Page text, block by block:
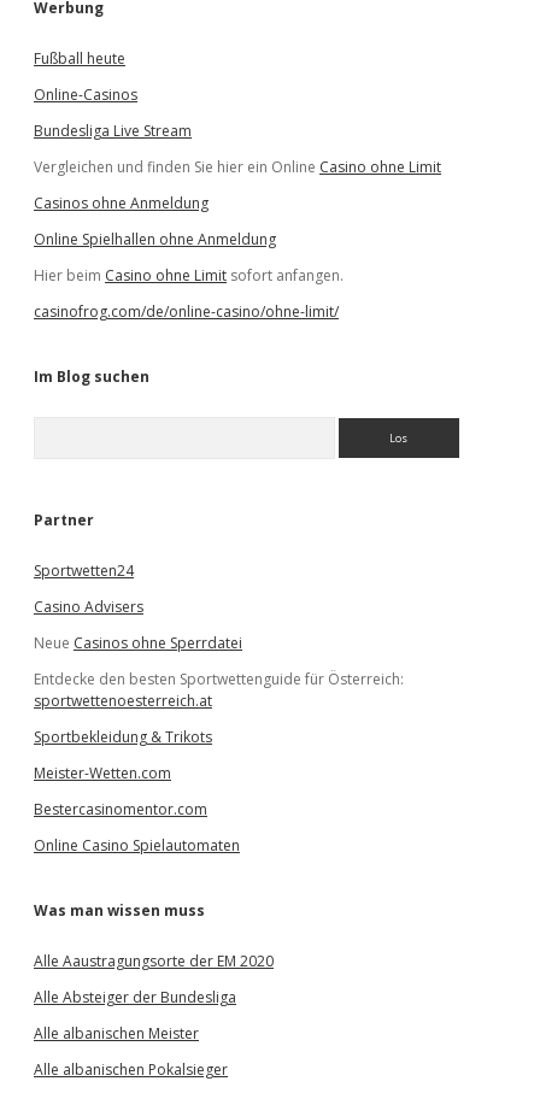
Werbung
Fußball heute
Online-Casinos
Bundesliga Live Stream
Vergleichen und finden Sie hier ein Online Casino ohne Limit
Casinos ohne Anmeldung
Online Spielhallen ohne Anmeldung
Hier beim Casino ohne Limit sofort anfangen.
casinofrog.com/de/online-casino/ohne-limit/
Im Blog suchen
e
Partner
Sportwetten24
Casino Advisers
Neue Casinos ohne Sperrdatei
Entdecke den besten Sportwettenguide für Österreich:
sportwettenoesterreich.at
Sportbekleidung & Trikots
Meister-Wetten.com
Bestercasinomentor.com
Online Casino Spielautomaten
Was man wissen muss
Alle Aaustragungsorte der EM 2020
Alle Absteiger der Bundesliga
Alle albanischen Meister
Alle albanischen Pokalsieger